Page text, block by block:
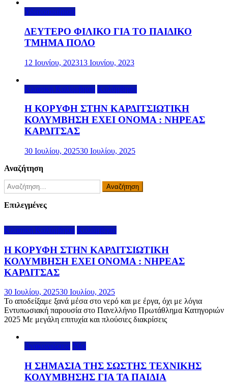
Υδατοσφαίριση
ΔΕΥΤΕΡΟ ΦΙΛΙΚΟ ΓΙΑ ΤΟ ΠΑΙΔΙΚΟ
ΤΜΗΜΑ ΠΟΛΟ
12 Ιουνίου, 202313 Ιουνίου, 2023
Κλασική Κολύμβηση Κολύμβηση
Η ΚΟΡΥΦΗ ΣΤΗΝ ΚΑΡΔΙΤΣΙΩΤΙΚΗ
ΚΟΛΥΜΒΗΣΗ ΕΧΕΙ ΟΝΟΜΑ : ΝΗΡΕΑΣ
ΚΑΡΔΙΤΣΑΣ
30 Ιουλίου, 202530 Ιουλίου, 2025
Αναζήτηση
Αναζήτηση
για:
Επιλεγμένες
Κλασική Κολύμβηση Κολύμβηση
Η ΚΟΡΥΦΗ ΣΤΗΝ ΚΑΡΔΙΤΣΙΩΤΙΚΗ
ΚΟΛΥΜΒΗΣΗ ΕΧΕΙ ΟΝΟΜΑ : ΝΗΡΕΑΣ
ΚΑΡΔΙΤΣΑΣ
30 Ιουλίου, 202530 Ιουλίου, 2025
Το αποδείξαμε ξανά μέσα στο νερό και με έργα, όχι με λόγια
Εντυπωσιακή παρουσία στο Πανελλήνιο Πρωτάθλημα Κατηγοριών
2025 Με μεγάλη επιτυχία και πλούσιες διακρίσεις
Ανακοινώσεις Νέα
Η ΣΗΜΑΣΙΑ ΤΗΣ ΣΩΣΤΗΣ ΤΕΧΝΙΚΗΣ
ΚΟΛΥΜΒΗΣΗΣ ΓΙΑ ΤΑ ΠΑΙΔΙΑ